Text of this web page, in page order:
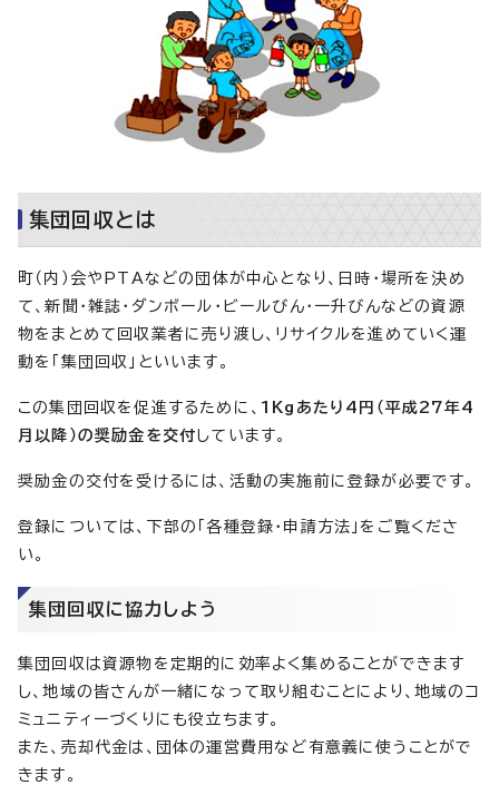
集団回収とは
町（内）会やPTAなどの団体が中心となり、日時・場所を決め
て、新聞・雑誌・ダンボール・ビールびん・一升びんなどの資源
物をまとめて回収業者に売り渡し、リサイクルを進めていく運
動を「集団回収」といいます。
この集団回収を促進するために、 1Kgあたり4円（平成27年4
月以降）の奨励金を交付しています。
奨励金の交付を受けるには、活動の実施前に登録が必要です。
登録については、下部の「各種登録・申請方法」をご覧くださ
い。
集団回収に協力しよう
集団回収は資源物を定期的に効率よく集めることができます
し、地域の皆さんが一緒になって取り組むことにより、地域のコ
ミュニティーづくりにも役立ちます。
また、売却代金は、団体の運営費用など有意義に使うことがで
きます。